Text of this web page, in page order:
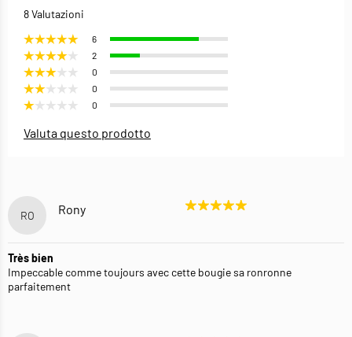
8 Valutazioni
6
2
0
0
0
Valuta questo prodotto
RO Rony
Très bien
Impeccable comme toujours avec cette bougie sa ronronne
parfaitement